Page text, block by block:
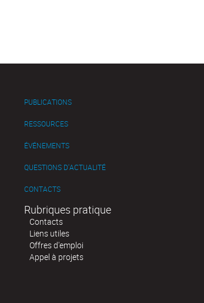
PUBLICATIONS
RESSOURCES
ÉVÉNEMENTS
QUESTIONS D'ACTUALITÉ
CONTACTS
Rubriques pratique
Contacts
Liens utiles
Offres d'emploi
Appel à projets